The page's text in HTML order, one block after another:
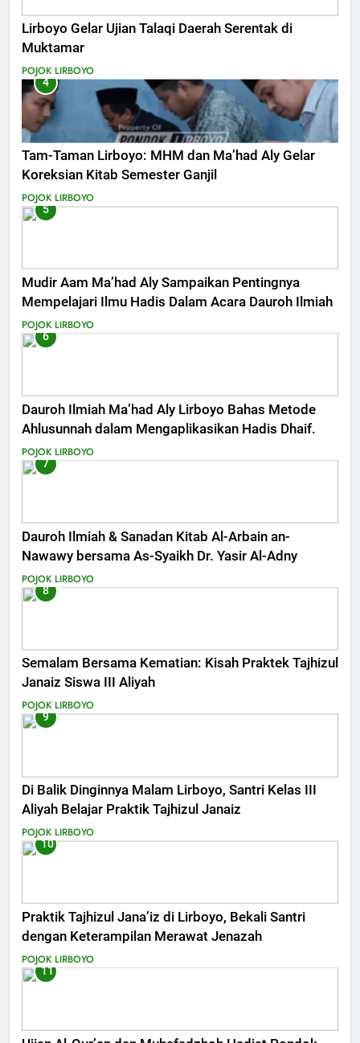
Lirboyo Gelar Ujian Talaqi Daerah Serentak di
Muktamar
POJOK LIRBOYO
4
Tam-Taman Lirboyo: MHM dan Ma’had Aly Gelar
Koreksian Kitab Semester Ganjil
POJOK LIRBOYO
5
Mudir Aam Ma’had Aly Sampaikan Pentingnya
Mempelajari Ilmu Hadis Dalam Acara Dauroh Ilmiah
POJOK LIRBOYO
6
Dauroh Ilmiah Ma’had Aly Lirboyo Bahas Metode
Ahlusunnah dalam Mengaplikasikan Hadis Dhaif.
POJOK LIRBOYO
7
Dauroh Ilmiah & Sanadan Kitab Al-Arbain an-
Nawawy bersama As-Syaikh Dr. Yasir Al-Adny
POJOK LIRBOYO
8
Semalam Bersama Kematian: Kisah Praktek Tajhizul
Janaiz Siswa III Aliyah
POJOK LIRBOYO
9
Di Balik Dinginnya Malam Lirboyo, Santri Kelas III
Aliyah Belajar Praktik Tajhizul Janaiz
POJOK LIRBOYO
10
Praktik Tajhizul Jana’iz di Lirboyo, Bekali Santri
dengan Keterampilan Merawat Jenazah
POJOK LIRBOYO
11